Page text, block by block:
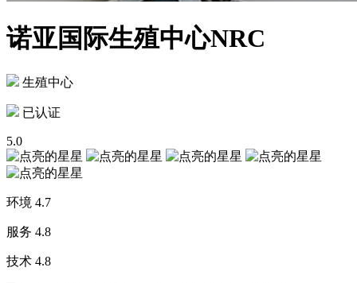
诺亚国际生殖中心NRC
生殖中心
已认证
5.0
环境 4.7
服务 4.8
技术 4.8